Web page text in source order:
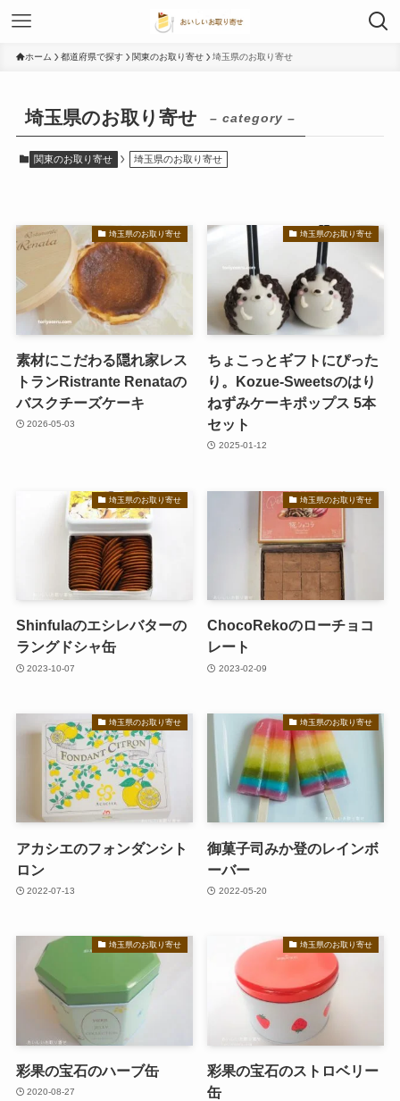
ホーム 都道府県で探す 関東のお取り寄せ 埼玉県のお取り寄せ
埼玉県のお取り寄せ – category –
関東のお取り寄せ 埼玉県のお取り寄せ
埼玉県のお取り寄せ
素材にこだわる隠れ家レス
トランRistrante Renataの
バスクチーズケーキ
2026-05-03
埼玉県のお取り寄せ
ちょこっとギフトにぴった
り。Kozue-Sweetsのはり
ねずみケーキポップス 5本
セット
2025-01-12
埼玉県のお取り寄せ
Shinfulaのエシレバターの
ラングドシャ缶
2023-10-07
埼玉県のお取り寄せ
ChocoRekoのローチョコ
レート
2023-02-09
埼玉県のお取り寄せ
アカシエのフォンダンシト
ロン
2022-07-13
埼玉県のお取り寄せ
御菓子司みか登のレインボ
ーバー
2022-05-20
埼玉県のお取り寄せ
彩果の宝石のハーブ缶
2020-08-27
埼玉県のお取り寄せ
彩果の宝石のストロベリー
缶